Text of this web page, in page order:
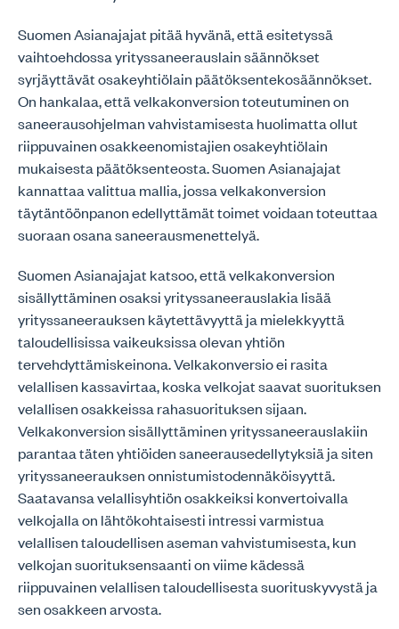
Suomen Asianajajat pitää hyvänä, että esitetyssä
vaihtoehdossa yrityssaneerauslain säännökset
syrjäyttävät osakeyhtiölain päätöksentekosäännökset.
On hankalaa, että velkakonversion toteutuminen on
saneerausohjelman vahvistamisesta huolimatta ollut
riippuvainen osakkeenomistajien osakeyhtiölain
mukaisesta päätöksenteosta. Suomen Asianajajat
kannattaa valittua mallia, jossa velkakonversion
täytäntöönpanon edellyttämät toimet voidaan toteuttaa
suoraan osana saneerausmenettelyä.
Suomen Asianajajat katsoo, että velkakonversion
sisällyttäminen osaksi yrityssaneerauslakia lisää
yrityssaneerauksen käytettävyyttä ja mielekkyyttä
taloudellisissa vaikeuksissa olevan yhtiön
tervehdyttämiskeinona. Velkakonversio ei rasita
velallisen kassavirtaa, koska velkojat saavat suorituksen
velallisen osakkeissa rahasuorituksen sijaan.
Velkakonversion sisällyttäminen yrityssaneerauslakiin
parantaa täten yhtiöiden saneerausedellytyksiä ja siten
yrityssaneerauksen onnistumistodennäköisyyttä.
Saatavansa velallisyhtiön osakkeiksi konvertoivalla
velkojalla on lähtökohtaisesti intressi varmistua
velallisen taloudellisen aseman vahvistumisesta, kun
velkojan suorituksensaanti on viime kädessä
riippuvainen velallisen taloudellisesta suorituskyvystä ja
sen osakkeen arvosta.